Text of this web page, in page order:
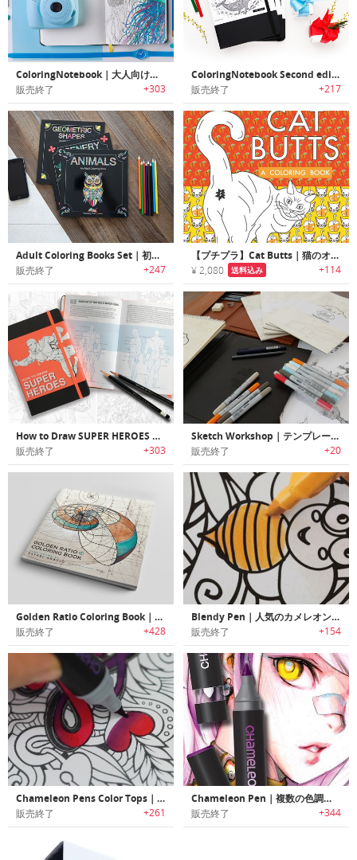
ColoringNotebook｜大人向けの塗り絵ページ付きノートブック「カラーリングノートブック」
販売終了 +303
ColoringNotebook Second edition｜大人向けの塗り絵ページ付きノートブック「カラーリングノートブック 2nd」
販売終了 +217
Adult Coloring Books Set｜初心者から上級者まで楽しめる大人の動物・地形・風景のカラーリングブック
販売終了 +247
【プチプラ】Cat Butts｜猫のオシリがテーマのカラーリングブック
¥ 2,080 送料込み +114
How to Draw SUPER HEROES Sketchbook｜スーパーヒーローの描き方を学習可能なハウツースケッチブック「
販売終了 +303
Sketch Workshop｜テンプレートを利用してスケッチ/カラーリングテクニックを学習可能なスケッチブック「スケッチワークショップ」
販売終了 +20
Golden Ratio Coloring Book｜自然界の黄金比をイラスト化した塗り絵ブック
販売終了 +428
Blendy Pen｜人気のカメレオンペンをキッズ用に再設計したカラーブレンドマーカーペン「ブレンディーペン」
販売終了 +154
Chameleon Pens Color Tops｜複数の色調をプロデュースできるペン「カメレオンペン」用リフィル
販売終了 +261
Chameleon Pen｜複数の色調をプロデュースできるペン「カメレオンペン」
販売終了 +344